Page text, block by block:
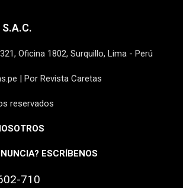
Oficina 1802, Surquillo, Lima - Perú
| Por Revista Caretas
reservados
ESCRÍBENOS
710